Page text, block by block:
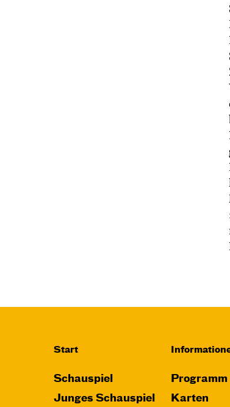
Start
Schauspiel
Junges Schauspiel
Programm
Karten